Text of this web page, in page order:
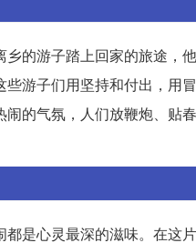
的游子踏上回家的旅途，
游子们用坚持和付出，用
的气氛，人们放鞭炮、贴春
是心灵最深的滋味。在这